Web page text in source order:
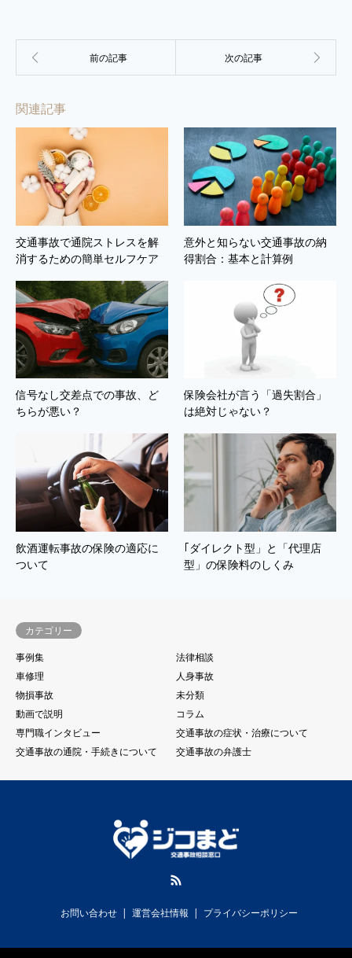
関連記事
交通事故で通院ストレスを解
消するための簡単セルフケア
意外と知らない交通事故の納
得割合：基本と計算例
信号なし交差点での事故、ど
ちらが悪い？
保険会社が言う「過失割合」
は絶対じゃない？
飲酒運転事故の保険の適応に
ついて
｢ダイレクト型」と「代理店
型」の保険料のしくみ
カテゴリー
事例集
法律相談
車修理
人身事故
物損事故
未分類
動画で説明
コラム
専門職インタビュー
交通事故の症状・治療について
交通事故の通院・手続きについて
交通事故の弁護士
お問い合わせ 運営会社情報 プライバシーポリシー